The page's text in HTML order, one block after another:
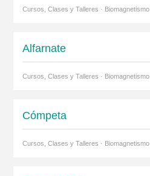
Cursos, Clases y Talleres · Biomagnetismo
Alfarnate
Cursos, Clases y Talleres · Biomagnetismo
Cómpeta
Cursos, Clases y Talleres · Biomagnetismo